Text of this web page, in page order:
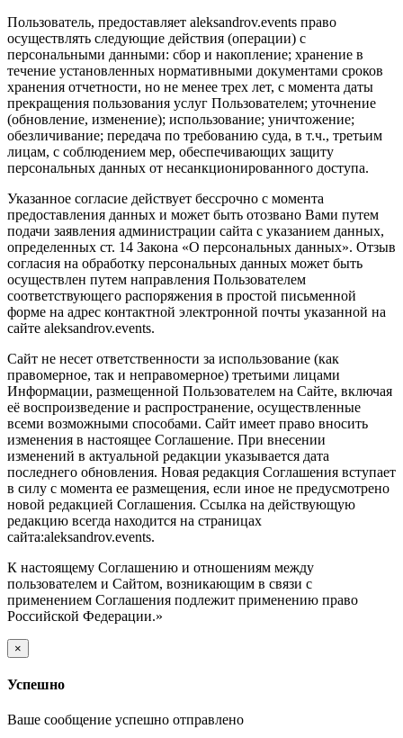
Пользователь, предоставляет aleksandrov.events право
осуществлять следующие действия (операции) с
персональными данными: сбор и накопление; хранение в
течение установленных нормативными документами сроков
хранения отчетности, но не менее трех лет, с момента даты
прекращения пользования услуг Пользователем; уточнение
(обновление, изменение); использование; уничтожение;
обезличивание; передача по требованию суда, в т.ч., третьим
лицам, с соблюдением мер, обеспечивающих защиту
персональных данных от несанкционированного доступа.
Указанное согласие действует бессрочно с момента
предоставления данных и может быть отозвано Вами путем
подачи заявления администрации сайта с указанием данных,
определенных ст. 14 Закона «О персональных данных». Отзыв
согласия на обработку персональных данных может быть
осуществлен путем направления Пользователем
соответствующего распоряжения в простой письменной
форме на адрес контактной электронной почты указанной на
сайте aleksandrov.events.
Сайт не несет ответственности за использование (как
правомерное, так и неправомерное) третьими лицами
Информации, размещенной Пользователем на Сайте, включая
её воспроизведение и распространение, осуществленные
всеми возможными способами. Сайт имеет право вносить
изменения в настоящее Соглашение. При внесении
изменений в актуальной редакции указывается дата
последнего обновления. Новая редакция Соглашения вступает
в силу с момента ее размещения, если иное не предусмотрено
новой редакцией Соглашения. Ссылка на действующую
редакцию всегда находится на страницах
сайта:aleksandrov.events.
К настоящему Соглашению и отношениям между
пользователем и Сайтом, возникающим в связи с
применением Соглашения подлежит применению право
Российской Федерации.»
×
Успешно
Ваше сообщение успешно отправлено